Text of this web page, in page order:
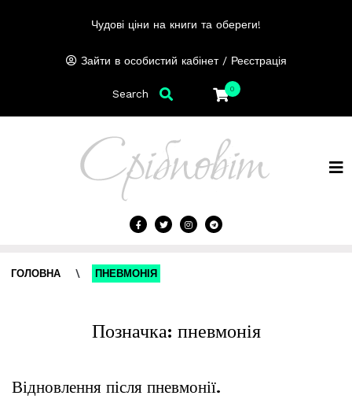
Чудові ціни на книги та обереги!
Зайти в особистий кабінет / Реєстрація
0
Search
ГОЛОВНА \ ПНЕВМОНІЯ
Позначка: пневмонія
Відновлення після пневмонії.